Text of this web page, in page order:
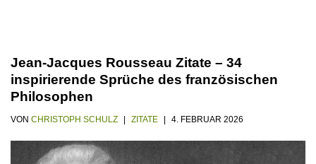
Jean-Jacques Rousseau Zitate – 34
inspirierende Sprüche des französischen
Philosophen
VON CHRISTOPH SCHULZ ZITATE 4. FEBRUAR 2026